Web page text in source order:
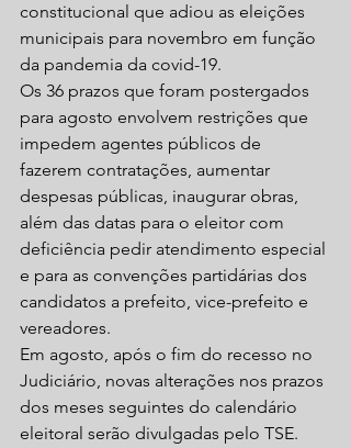
constitucional que adiou as eleições
municipais para novembro em função
da pandemia da covid-19.
Os 36 prazos que foram postergados
para agosto envolvem restrições que
impedem agentes públicos de
fazerem contratações, aumentar
despesas públicas, inaugurar obras,
além das datas para o eleitor com
deficiência pedir atendimento especial
e para as convenções partidárias dos
candidatos a prefeito, vice-prefeito e
vereadores.
Em agosto, após o fim do recesso no
Judiciário, novas alterações nos prazos
dos meses seguintes do calendário
eleitoral serão divulgadas pelo TSE.